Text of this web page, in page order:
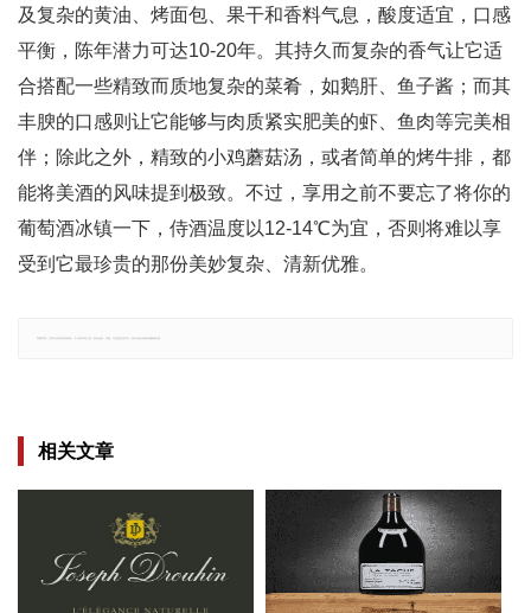
及复杂的黄油、烤面包、果干和香料气息，酸度适宜，口感
平衡，陈年潜力可达10-20年。其持久而复杂的香气让它适
合搭配一些精致而质地复杂的菜肴，如鹅肝、鱼子酱；而其
丰腴的口感则让它能够与肉质紧实肥美的虾、鱼肉等完美相
伴；除此之外，精致的小鸡蘑菇汤，或者简单的烤牛排，都
能将美酒的风味提到极致。不过，享用之前不要忘了将你的
葡萄酒冰镇一下，侍酒温度以12-14℃为宜，否则将难以享
受到它最珍贵的那份美妙复杂、清新优雅。
相关文章